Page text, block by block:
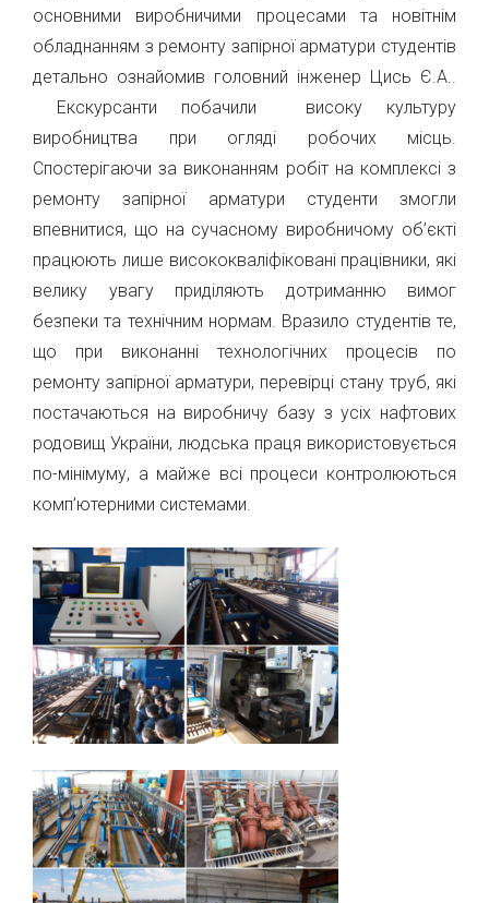
основними виробничими процесами та новітнім
обладнанням з ремонту запірної арматури студентів
детально ознайомив головний інженер Цись Є.А..
Екскурсанти побачили високу культуру
виробництва при огляді робочих місць.
Спостерігаючи за виконанням робіт на комплексі з
ремонту запірної арматури студенти змогли
впевнитися, що на сучасному виробничому об’єкті
працюють лише висококваліфіковані працівники, які
велику увагу приділяють дотриманню вимог
безпеки та технічним нормам. Вразило студентів те,
що при виконанні технологічних процесів по
ремонту запірної арматури, перевірці стану труб, які
постачаються на виробничу базу з усіх нафтових
родовищ України, людська праця використовується
по-мінімуму, а майже всі процеси контролюються
комп’ютерними системами.